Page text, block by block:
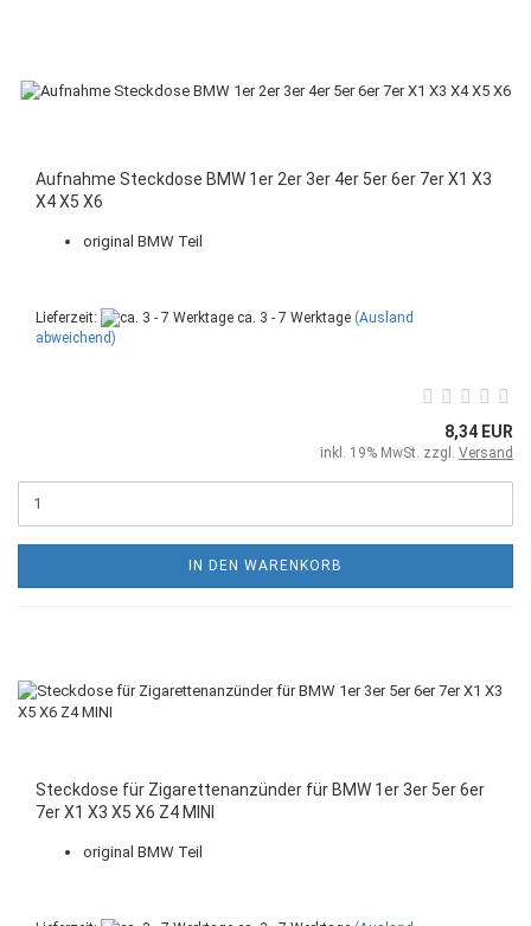
Aufnahme Steckdose BMW 1er 2er 3er 4er 5er 6er 7er X1 X3
X4 X5 X6
original BMW Teil
Lieferzeit: ca. 3 - 7 Werktage (Ausland
abweichend)
8,34 EUR
inkl. 19% MwSt. zzgl. Versand
IN DEN WARENKORB
Steckdose für Zigarettenanzünder für BMW 1er 3er 5er 6er
7er X1 X3 X5 X6 Z4 MINI
original BMW Teil